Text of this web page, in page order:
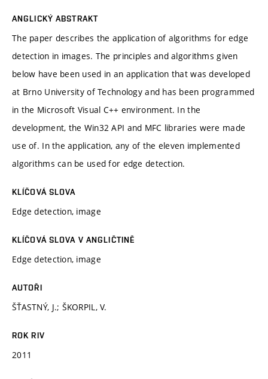
ANGLICKÝ ABSTRAKT
The paper describes the application of algorithms for edge
detection in images. The principles and algorithms given
below have been used in an application that was developed
at Brno University of Technology and has been programmed
in the Microsoft Visual C++ environment. In the
development, the Win32 API and MFC libraries were made
use of. In the application, any of the eleven implemented
algorithms can be used for edge detection.
KLÍČOVÁ SLOVA
Edge detection, image
KLÍČOVÁ SLOVA V ANGLIČTINĚ
Edge detection, image
AUTOŘI
ŠŤASTNÝ, J.; ŠKORPIL, V.
ROK RIV
2011